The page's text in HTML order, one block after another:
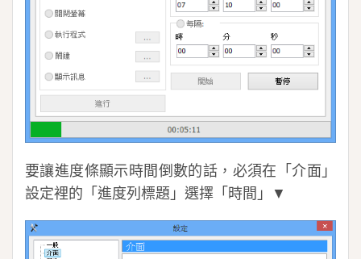
要讓進度條顯示時間倒數的話，必須在「介面」
設定裡的「進度列標題」選擇「時間」▼